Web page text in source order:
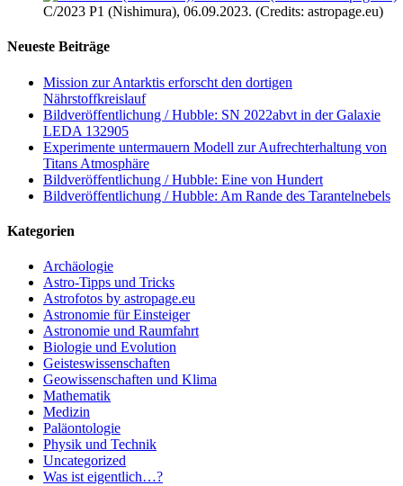
C/2023 P1 (Nishimura), 06.09.2023. (Credits: astropage.eu)
Neueste Beiträge
Mission zur Antarktis erforscht den dortigen
Nährstoffkreislauf
Bildveröffentlichung / Hubble: SN 2022abvt in der Galaxie
LEDA 132905
Experimente untermauern Modell zur Aufrechterhaltung von
Titans Atmosphäre
Bildveröffentlichung / Hubble: Eine von Hundert
Bildveröffentlichung / Hubble: Am Rande des Tarantelnebels
Kategorien
Archäologie
Astro-Tipps und Tricks
Astrofotos by astropage.eu
Astronomie für Einsteiger
Astronomie und Raumfahrt
Biologie und Evolution
Geisteswissenschaften
Geowissenschaften und Klima
Mathematik
Medizin
Paläontologie
Physik und Technik
Uncategorized
Was ist eigentlich…?